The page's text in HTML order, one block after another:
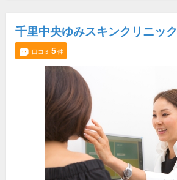
千里中央ゆみスキンクリニック
口コミ 5件